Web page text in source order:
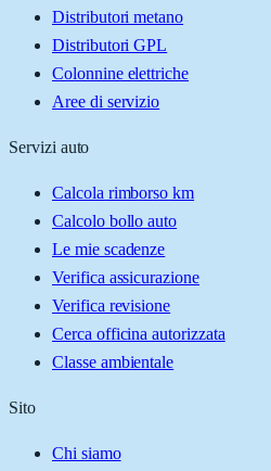
Distributori metano
Distributori GPL
Colonnine elettriche
Aree di servizio
Servizi auto
Calcola rimborso km
Calcolo bollo auto
Le mie scadenze
Verifica assicurazione
Verifica revisione
Cerca officina autorizzata
Classe ambientale
Sito
Chi siamo